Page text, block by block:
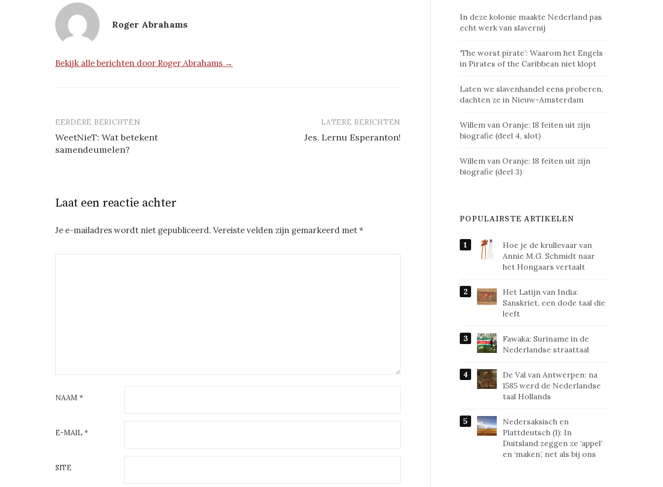
Roger Abrahams
Bekijk alle berichten door Roger Abrahams →
Berichtnavigatie
EERDERE BERICHTEN
WeetNieT: Wat betekent
samendeumelen?
LATERE BERICHTEN
Jes. Lernu Esperanton!
Laat een reactie achter
Je e-mailadres wordt niet gepubliceerd. Vereiste velden zijn gemarkeerd met*
NAAM *
E-MAIL *
SITE
In deze kolonie maakte Nederland pas
echt werk van slavernij
‘The worst pirate’: Waarom het Engels
in Pirates of the Caribbean niet klopt
Laten we slavenhandel eens proberen,
dachten ze in Nieuw-Amsterdam
Willem van Oranje: 18 feiten uit zijn
biografie (deel 4, slot)
Willem van Oranje: 18 feiten uit zijn
biografie (deel 3)
POPULAIRSTE ARTIKELEN
Hoe je de krullevaar van
Annie M.G. Schmidt naar
het Hongaars vertaalt
Het Latijn van India:
Sanskriet, een dode taal die
leeft
Fawaka: Suriname in de
Nederlandse straattaal
De Val van Antwerpen: na
1585 werd de Nederlandse
taal Hollands
Nedersaksisch en
Plattdeutsch (1): In
Duitsland zeggen ze ‘appel’
en ‘maken’, net als bij ons